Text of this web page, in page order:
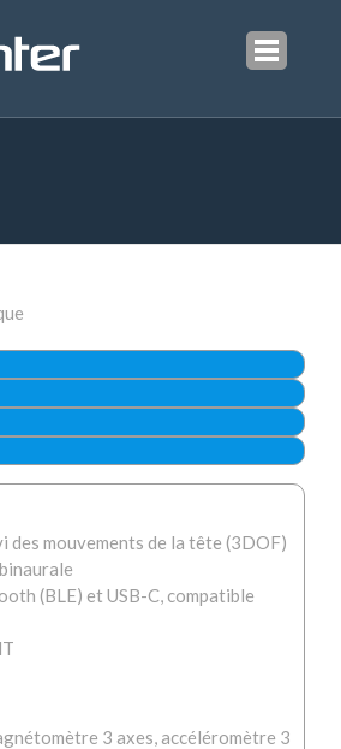
des mouvements de la tête (3DOF)
(BLE) et USB-C, compatible
3 axes, accéléromètre 3